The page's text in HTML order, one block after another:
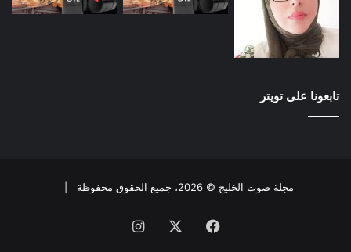
تابعونا على تويتر
مجلة صوت الخليج © 2026، جميع الحقوق محفوظة |
فيسبوك انستقرام